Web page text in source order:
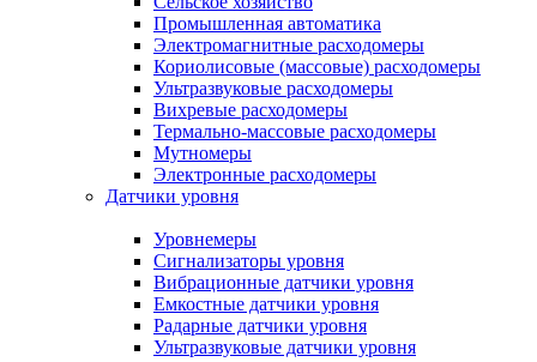
Промышленная автоматика
Электромагнитные расходомеры
Кориолисовые (массовые) расходомеры
Ультразвуковые расходомеры
Вихревые расходомеры
Термально-массовые расходомеры
Мутномеры
Электронные расходомеры
Датчики уровня
Уровнемеры
Сигнализаторы уровня
Вибрационные датчики уровня
Емкостные датчики уровня
Радарные датчики уровня
Ультразвуковые датчики уровня